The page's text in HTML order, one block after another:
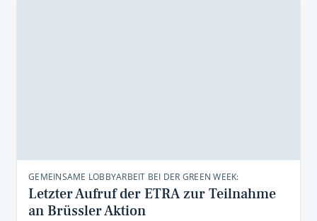
GEMEINSAME LOBBYARBEIT BEI DER GREEN WEEK:
Letzter Aufruf der ETRA zur Teilnahme
an Brüssler Aktion